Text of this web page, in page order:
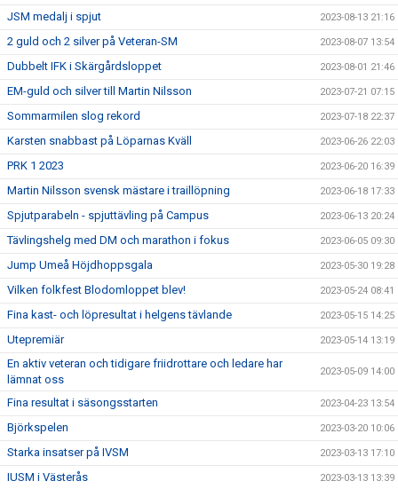
JSM medalj i spjut 2023-08-13 21:16
2 guld och 2 silver på Veteran-SM 2023-08-07 13:54
Dubbelt IFK i Skärgårdsloppet 2023-08-01 21:46
EM-guld och silver till Martin Nilsson 2023-07-21 07:15
Sommarmilen slog rekord 2023-07-18 22:37
Karsten snabbast på Löparnas Kväll 2023-06-26 22:03
PRK 1 2023 2023-06-20 16:39
Martin Nilsson svensk mästare i traillöpning 2023-06-18 17:33
Spjutparabeln - spjuttävling på Campus 2023-06-13 20:24
Tävlingshelg med DM och marathon i fokus 2023-06-05 09:30
Jump Umeå Höjdhoppsgala 2023-05-30 19:28
Vilken folkfest Blodomloppet blev! 2023-05-24 08:41
Fina kast- och löpresultat i helgens tävlande 2023-05-15 14:25
Utepremiär 2023-05-14 13:19
En aktiv veteran och tidigare friidrottare och ledare har
lämnat oss
2023-05-09 14:00
Fina resultat i säsongsstarten 2023-04-23 13:54
Björkspelen 2023-03-20 10:06
Starka insatser på IVSM 2023-03-13 17:10
IUSM i Västerås 2023-03-13 13:39